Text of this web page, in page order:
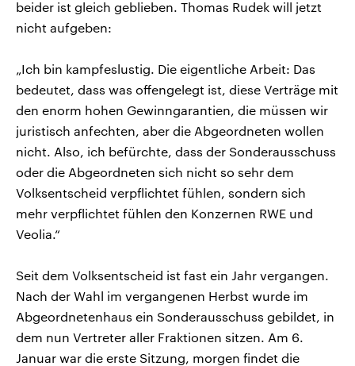
beider ist gleich geblieben. Thomas Rudek will jetzt
nicht aufgeben:
„Ich bin kampfeslustig. Die eigentliche Arbeit: Das
bedeutet, dass was offengelegt ist, diese Verträge mit
den enorm hohen Gewinngarantien, die müssen wir
juristisch anfechten, aber die Abgeordneten wollen
nicht. Also, ich befürchte, dass der Sonderausschuss
oder die Abgeordneten sich nicht so sehr dem
Volksentscheid verpflichtet fühlen, sondern sich
mehr verpflichtet fühlen den Konzernen RWE und
Veolia.“
Seit dem Volksentscheid ist fast ein Jahr vergangen.
Nach der Wahl im vergangenen Herbst wurde im
Abgeordnetenhaus ein Sonderausschuss gebildet, in
dem nun Vertreter aller Fraktionen sitzen. Am 6.
Januar war die erste Sitzung, morgen findet die